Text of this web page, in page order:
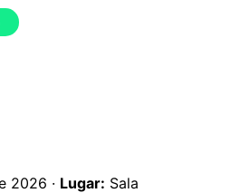
2026 · Lugar: Sala